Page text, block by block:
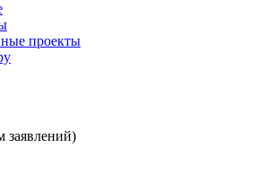
проекты
заявлений)